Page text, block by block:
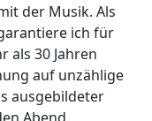
der Musik. Als
ich für
als 30 Jahren
auf unzählige
ausgebildeter